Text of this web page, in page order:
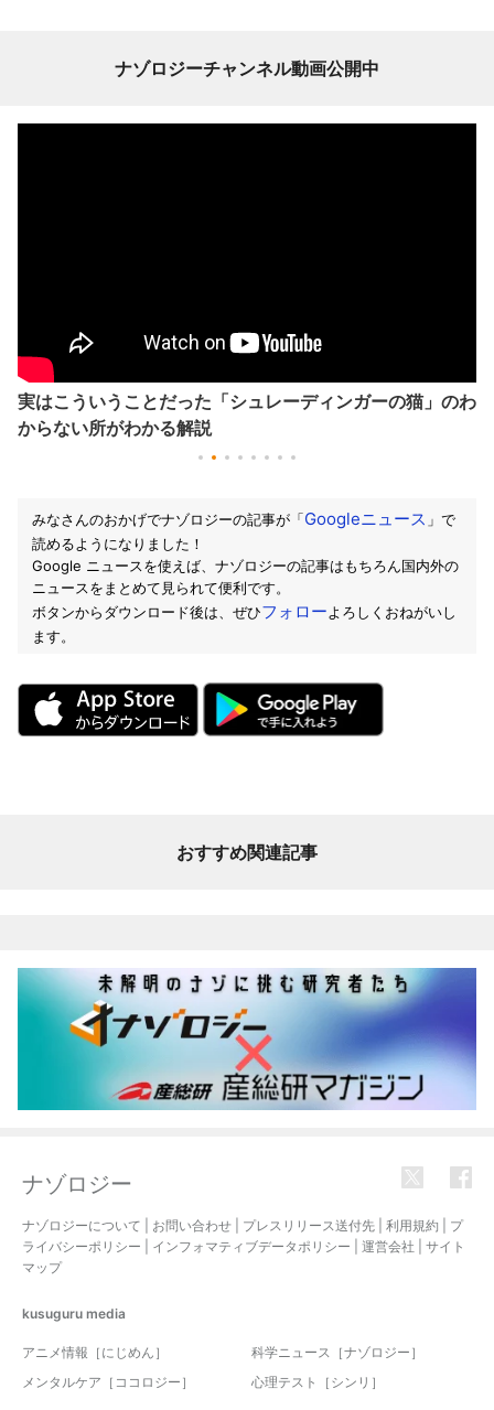
ナゾロジーチャンネル動画公開中
実はこういうことだった「シュレーディンガーの猫」のわ
からない所がわかる解説
みなさんのおかげでナゾロジーの記事が「Googleニュース 」で
読めるようになりました！
Google ニュースを使えば、ナゾロジーの記事はもちろん国内外の
ニュースをまとめて見られて便利です。
ボタンからダウンロード後は、ぜひフォローよろしくおねがいし
ます。
おすすめ関連記事
ナゾロジー
ナゾロジーについて お問い合わせ プレスリリース送付先 利用規約
プ
ライバシーポリシー
インフォマティブデータポリシー 運営会社
サイト
マップ
kusuguru media
アニメ情報［にじめん］
科学ニュース［ナゾロジー］
メンタルケア［ココロジー］
心理テスト［シンリ］